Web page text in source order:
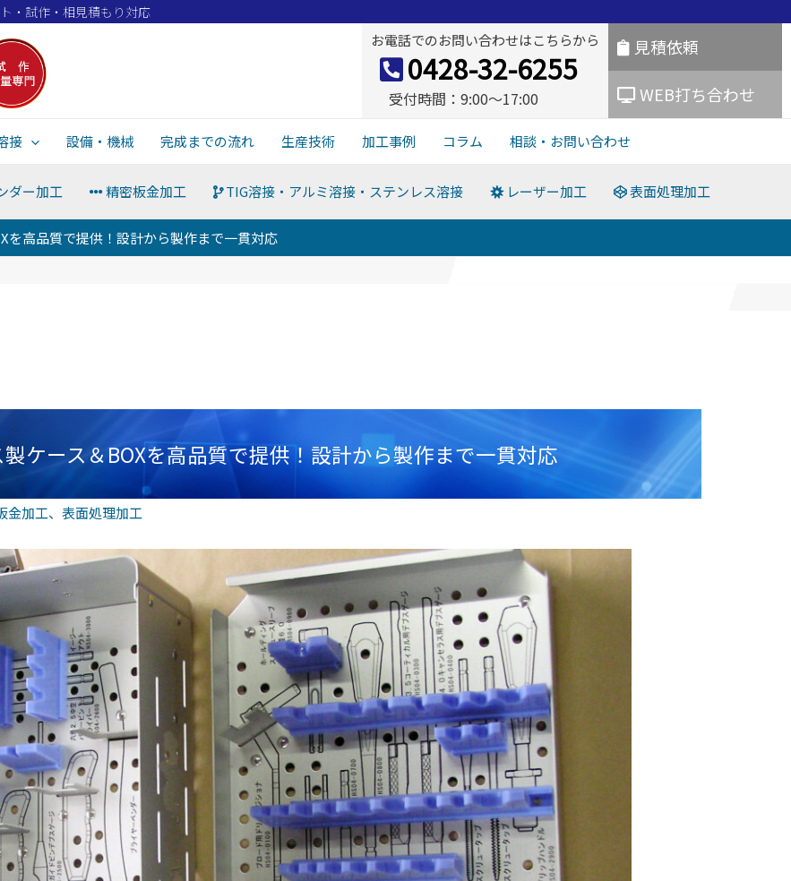
・試作・相見積もり対応
お電話でのお問い合わせはこちらから
0428-32-6255
受付時間：9:00〜17:00
見積依頼
WEB打ち合わせ
接 設備・機械 完成までの流れ 生産技術 加工事例 コラム 相談・お問い合わせ
ダー加工 精密板金加工 TIG溶接・アルミ溶接・ステンレス溶接 レーザー加工 表面処理加工
を高品質で提供！設計から製作まで一貫対応
ケース＆BOXを高品質で提供！設計から製作まで一貫対応
金加工、表面処理加工